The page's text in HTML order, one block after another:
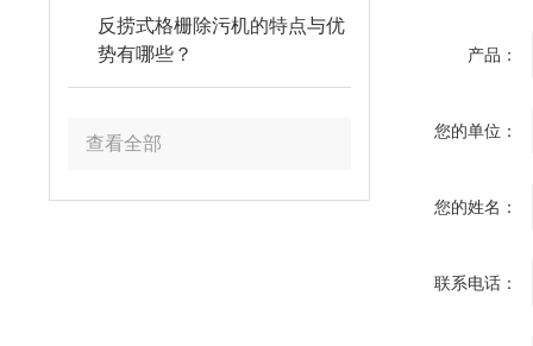
反捞式格栅除污机的特点与优
势有哪些？
查看全部
产品：
您的单位：
您的姓名：
联系电话：